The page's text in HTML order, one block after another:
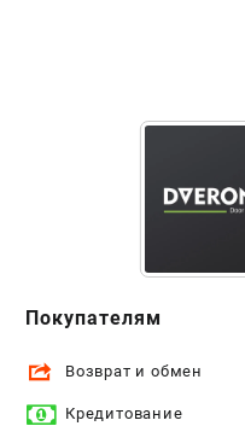
Покупателям
Возврат и обмен
Кредитование